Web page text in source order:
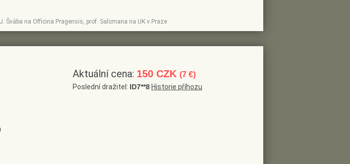
Švába na Officina Pragensis, prof. Salcmana na UK v Praze
Aktuální cena: 150 CZK (7 €)
Poslední dražitel: ID7**8 Historie příhozu